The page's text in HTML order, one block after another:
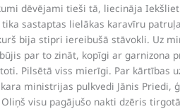
dēvējami tieši tā, liecināja
sastaptas lielākas karavīru
bija stipri iereibušā stāvokli. Uz
par to zināt, kopīgi ar garnizona
Pilsētā viss mierīgi. Par kārtības
ministrijas pulkvedi Jānis Priedi,
visu pagājušo nakti dzēris